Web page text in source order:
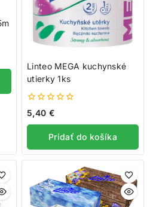
Linteo MEGA kuchynské
utierky 1ks
0
5
5,40 €
Pridať do košíka
odmeny!
a my vám pripíšeme vstupný
za každé 1 € nákupu získate
účtu. Nakupujte